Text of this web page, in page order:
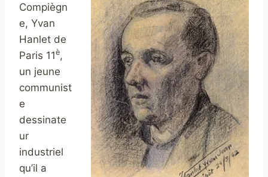
Compiègn
e, Yvan
Hanlet de
Paris 11è,
un jeune
communist
e
dessinate
ur
industriel
qu’il a